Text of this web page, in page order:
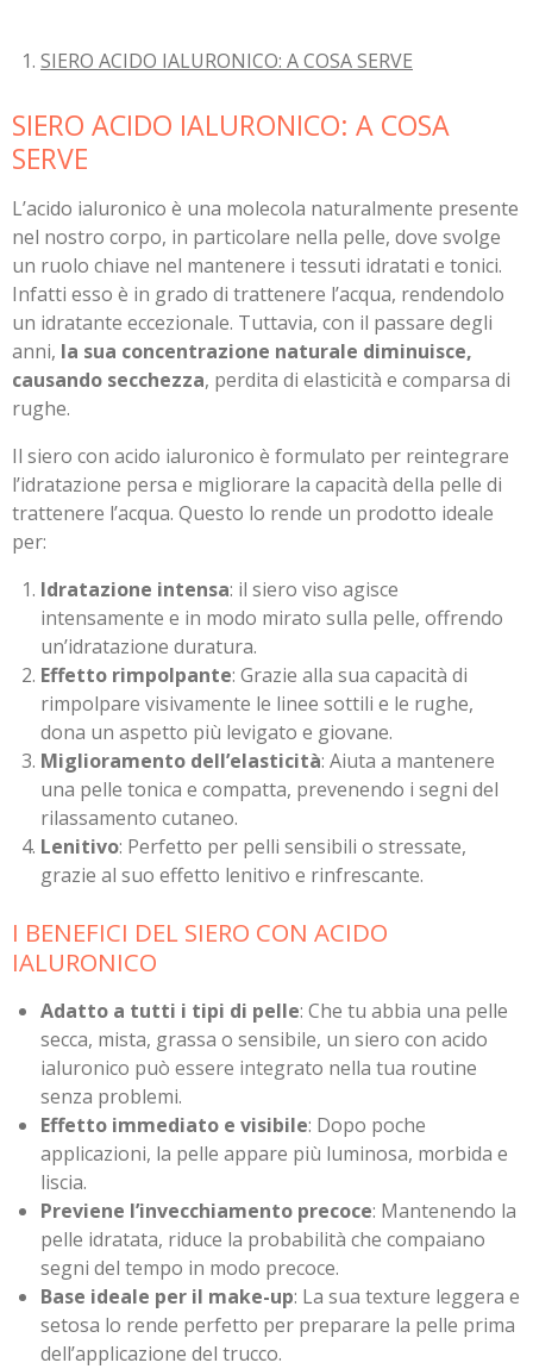
SIERO ACIDO IALURONICO: A COSA SERVE
SIERO ACIDO IALURONICO: A COSA
SERVE
L’acido ialuronico è una molecola naturalmente presente
nel nostro corpo, in particolare nella pelle, dove svolge
un ruolo chiave nel mantenere i tessuti idratati e tonici.
Infatti esso è in grado di trattenere l’acqua, rendendolo
un idratante eccezionale. Tuttavia, con il passare degli
anni, la sua concentrazione naturale diminuisce,
causando secchezza, perdita di elasticità e comparsa di
rughe.
Il siero con acido ialuronico è formulato per reintegrare
l’idratazione persa e migliorare la capacità della pelle di
trattenere l’acqua. Questo lo rende un prodotto ideale
per:
Idratazione intensa: il siero viso agisce
intensamente e in modo mirato sulla pelle, offrendo
un’idratazione duratura.
Effetto rimpolpante: Grazie alla sua capacità di
rimpolpare visivamente le linee sottili e le rughe,
dona un aspetto più levigato e giovane.
Miglioramento dell’elasticità: Aiuta a mantenere
una pelle tonica e compatta, prevenendo i segni del
rilassamento cutaneo.
Lenitivo: Perfetto per pelli sensibili o stressate,
grazie al suo effetto lenitivo e rinfrescante.
I BENEFICI DEL SIERO CON ACIDO
IALURONICO
Adatto a tutti i tipi di pelle: Che tu abbia una pelle
secca, mista, grassa o sensibile, un siero con acido
ialuronico può essere integrato nella tua routine
senza problemi.
Effetto immediato e visibile: Dopo poche
applicazioni, la pelle appare più luminosa, morbida e
liscia.
Previene l’invecchiamento precoce: Mantenendo la
pelle idratata, riduce la probabilità che compaiano
segni del tempo in modo precoce.
Base ideale per il make-up: La sua texture leggera e
setosa lo rende perfetto per preparare la pelle prima
dell’applicazione del trucco.